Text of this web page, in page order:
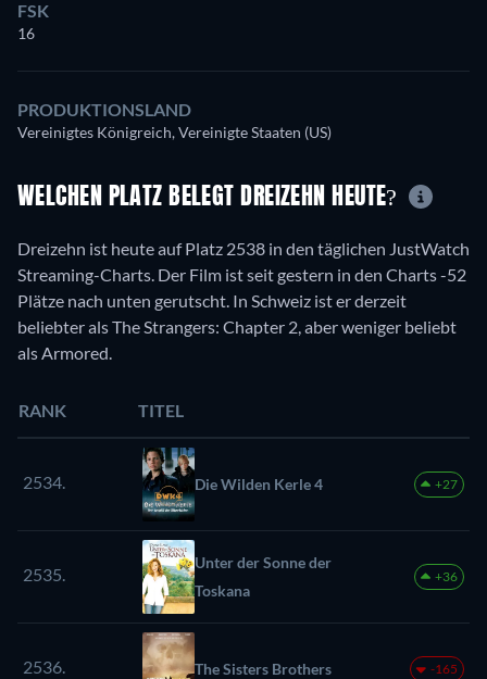
FSK
16
PRODUKTIONSLAND
Vereinigtes Königreich, Vereinigte Staaten (US)
WELCHEN PLATZ BELEGT DREIZEHN HEUTE?
Dreizehn ist heute auf Platz 2538 in den täglichen JustWatch
Streaming-Charts. Der Film ist seit gestern in den Charts -52
Plätze nach unten gerutscht. In Schweiz ist er derzeit
beliebter als The Strangers: Chapter 2, aber weniger beliebt
als Armored.
RANK TITEL
2534. Die Wilden Kerle 4 +27
2535.
Unter der Sonne der
Toskana
+36
2536. The Sisters Brothers -165